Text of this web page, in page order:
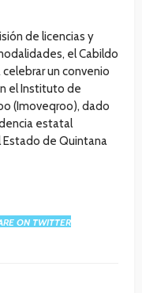
de licencias y
el Cabildo
un convenio
el Instituto de
(Imoveqroo), dado
estatal
de Quintana
ON TWITTER